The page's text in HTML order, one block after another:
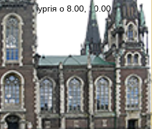
Свята Літургія о 8.00, 10.00, 12.00 і
18.00